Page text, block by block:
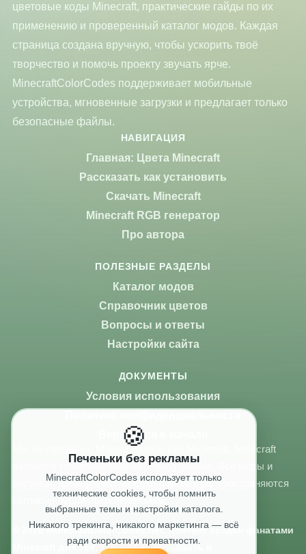
цветовые коды Minecraft, практические гайды по их
применению и проверенный каталог модов. Каждая
страница создана вручную, чтобы ускорить твоё
творчество и помочь проекту звучать ярче.
MinecraftColorCodes поддерживает мобильные
устройства, мгновенные загрузки и предлагает только
безопасные файлы.
НАВИГАЦИЯ
Главная: Цвета Minecraft
Рассказать как установить
Скачать Minecraft
Minecraft RGB генератор
Про автора
ПОЛЕЗНЫЕ РАЗДЕЛЫ
Каталог модов
Справочник цветов
Вопросы и ответы
Настройки сайта
ДОКУМЕНТЫ
Условия использования
Вернуться в начало
Мы не связаны с Mojang Studios или Microsoft. Minecraft
является товарным знаком Mojang Studios. Все моды и
ресурсы принадлежат их создателям и распространяются
согласно публичным лицензиям.
© 2026 MinecraftColorCodes.net. Контент создан фанатами
Minecraft для тех, кто любит создавать и
🍪
Печеньки без рекламы
MinecraftColorCodes использует только
технические cookies, чтобы помнить
выбранные темы и настройки каталога.
Никакого трекинга, никакого маркетинга — всё
ради скорости и приватности.